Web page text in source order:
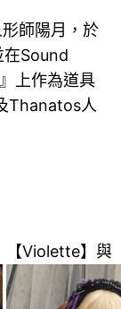
師陽月，於
在Sound
上作為道具
Thanatos人
【Violette】